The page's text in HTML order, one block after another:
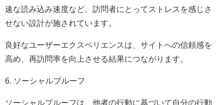
速な読み込み速度など、訪問者にとってストレスを感じさ
せない設計が施されています。
良好なユーザーエクスペリエンスは、サイトへの信頼感を
高め、再訪問率を向上させる結果につながります。
6. ソーシャルプルーフ
ソーシャルプルーフは、他者の行動に基づいて自分の行動